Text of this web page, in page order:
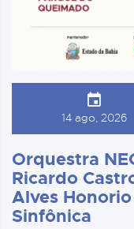
14 ago, 2026
Orquestra
Ricardo
Alves
Sinfônica